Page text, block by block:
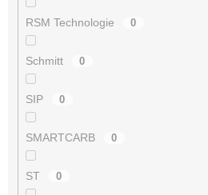
RSM Technologie 0
Schmitt 0
SIP 0
SMARTCARB 0
ST 0